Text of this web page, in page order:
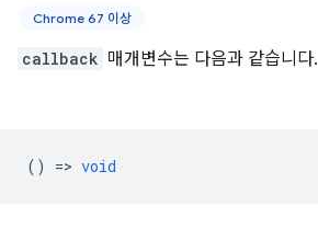
Chrome 67 이상
callback 매개변수는 다음과 같습니다.
() => void